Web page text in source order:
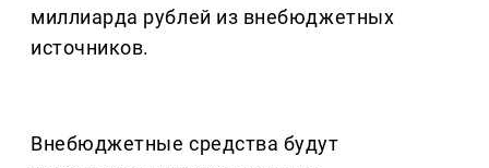
миллиарда рублей из внебюджетных
источников.
Внебюджетные средства будут